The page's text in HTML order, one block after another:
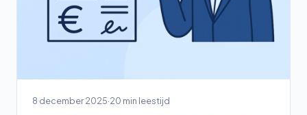
8 december 2025·20 min leestijd